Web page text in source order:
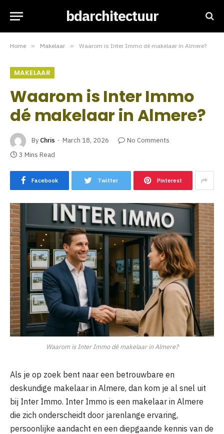
bdarchitectuur
Home » Makelaar » Waarom is Inter Immo dé makelaar in Almere?
MAKELAAR
Waarom is Inter Immo
dé makelaar in Almere?
By Chris March 18, 2026
No Comments
3 Mins Read
Facebook Twitter Pinterest
Waarom is Inter Immo dé makelaar in Almere?
Als je op zoek bent naar een betrouwbare en
deskundige makelaar in Almere, dan kom je al snel uit
bij Inter Immo. Inter Immo is een makelaar in Almere
die zich onderscheidt door jarenlange ervaring,
persoonlijke aandacht en een diepgaande kennis van de